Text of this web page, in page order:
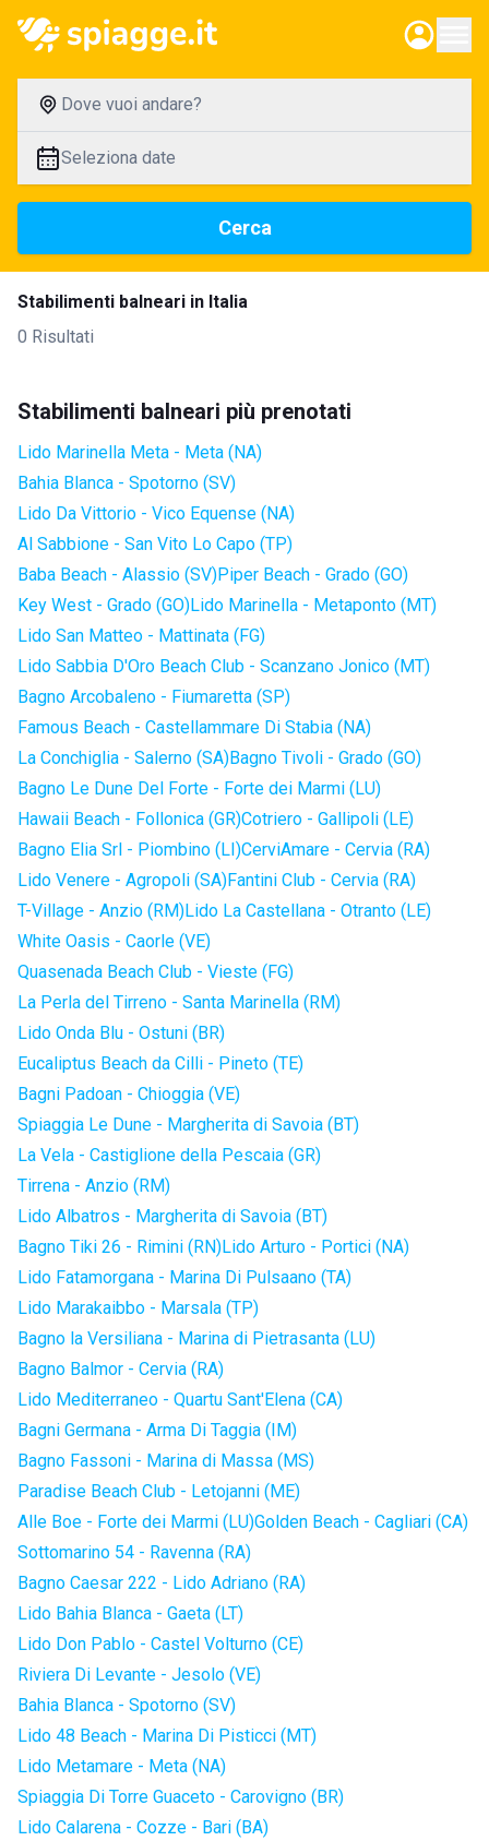
Dove vuoi andare?
Seleziona date
Cerca
Stabilimenti balneari in Italia
0 Risultati
Stabilimenti balneari più prenotati
Lido Marinella Meta - Meta (NA)
Bahia Blanca - Spotorno (SV)
Lido Da Vittorio - Vico Equense (NA)
Al Sabbione - San Vito Lo Capo (TP)
Baba Beach - Alassio (SV)Piper Beach - Grado (GO)
Key West - Grado (GO)Lido Marinella - Metaponto (MT)
Lido San Matteo - Mattinata (FG)
Lido Sabbia D'Oro Beach Club - Scanzano Jonico (MT)
Bagno Arcobaleno - Fiumaretta (SP)
Famous Beach - Castellammare Di Stabia (NA)
La Conchiglia - Salerno (SA)Bagno Tivoli - Grado (GO)
Bagno Le Dune Del Forte - Forte dei Marmi (LU)
Hawaii Beach - Follonica (GR)Cotriero - Gallipoli (LE)
Bagno Elia Srl - Piombino (LI)CerviAmare - Cervia (RA)
Lido Venere - Agropoli (SA)Fantini Club - Cervia (RA)
T-Village - Anzio (RM)Lido La Castellana - Otranto (LE)
White Oasis - Caorle (VE)
Quasenada Beach Club - Vieste (FG)
La Perla del Tirreno - Santa Marinella (RM)
Lido Onda Blu - Ostuni (BR)
Eucaliptus Beach da Cilli - Pineto (TE)
Bagni Padoan - Chioggia (VE)
Spiaggia Le Dune - Margherita di Savoia (BT)
La Vela - Castiglione della Pescaia (GR)
Tirrena - Anzio (RM)
Lido Albatros - Margherita di Savoia (BT)
Bagno Tiki 26 - Rimini (RN)Lido Arturo - Portici (NA)
Lido Fatamorgana - Marina Di Pulsaano (TA)
Lido Marakaibbo - Marsala (TP)
Bagno la Versiliana - Marina di Pietrasanta (LU)
Bagno Balmor - Cervia (RA)
Lido Mediterraneo - Quartu Sant'Elena (CA)
Bagni Germana - Arma Di Taggia (IM)
Bagno Fassoni - Marina di Massa (MS)
Paradise Beach Club - Letojanni (ME)
Alle Boe - Forte dei Marmi (LU)Golden Beach - Cagliari (CA)
Sottomarino 54 - Ravenna (RA)
Bagno Caesar 222 - Lido Adriano (RA)
Lido Bahia Blanca - Gaeta (LT)
Lido Don Pablo - Castel Volturno (CE)
Riviera Di Levante - Jesolo (VE)
Bahia Blanca - Spotorno (SV)
Lido 48 Beach - Marina Di Pisticci (MT)
Lido Metamare - Meta (NA)
Spiaggia Di Torre Guaceto - Carovigno (BR)
Lido Calarena - Cozze - Bari (BA)